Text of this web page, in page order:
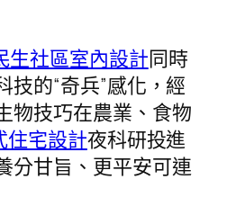
生社區室內設計同時
技的“奇兵”感化，經
物技巧在農業、食物
住宅設計夜科研投進
分甘旨、更平安可連